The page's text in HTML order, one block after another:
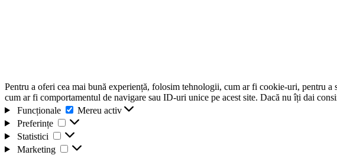
Pentru a oferi cea mai bună experiență, folosim tehnologii, cum ar fi cookie-uri, pentru a
cum ar fi comportamentul de navigare sau ID-uri unice pe acest site. Dacă nu îți dai
Funcționale
Funcționale
Mereu activ
Preferințe
Preferințe
Statistici
Statistici
Marketing
Marketing